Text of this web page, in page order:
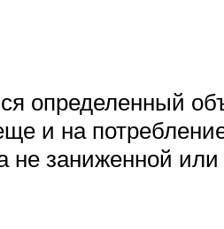
определенный
и на
не заниженной